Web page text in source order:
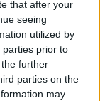
that after your
seeing
utilized by
parties prior to
further
parties on the
may
Par
chance
plus